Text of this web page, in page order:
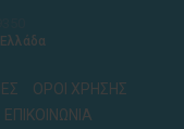
ΟΡΟΙ ΧΡΗΣΗΣ
ΕΠΙΚΟΙΝΩΝΙΑ